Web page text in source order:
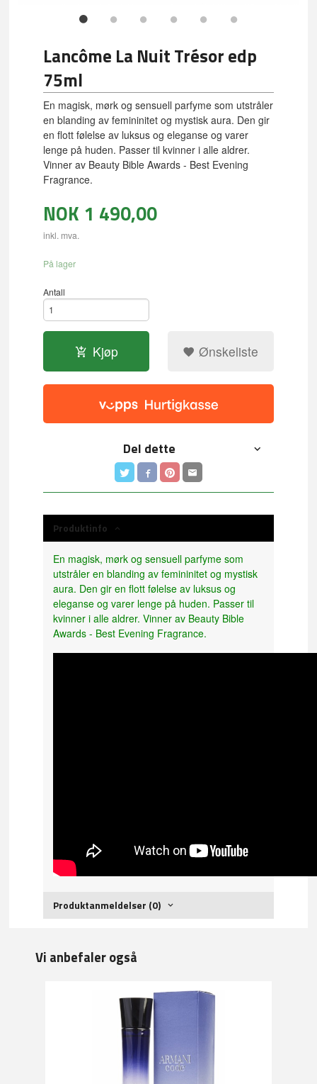
Lancôme La Nuit Trésor edp
75ml
En magisk, mørk og sensuell parfyme som utstråler
en blanding av femininitet og mystisk aura. Den gir
en flott følelse av luksus og eleganse og varer
lenge på huden. Passer til kvinner i alle aldrer.
Vinner av Beauty Bible Awards - Best Evening
Fragrance.
NOK 1 490,00
inkl. mva.
På lager
Antall
Kjøp Ønskeliste
Del dette
Produktinfo
En magisk, mørk og sensuell parfyme som
utstråler en blanding av femininitet og mystisk
aura. Den gir en flott følelse av luksus og
eleganse og varer lenge på huden. Passer til
kvinner i alle aldrer. Vinner av Beauty Bible
Awards - Best Evening Fragrance.
Produktanmeldelser (0)
Vi anbefaler også